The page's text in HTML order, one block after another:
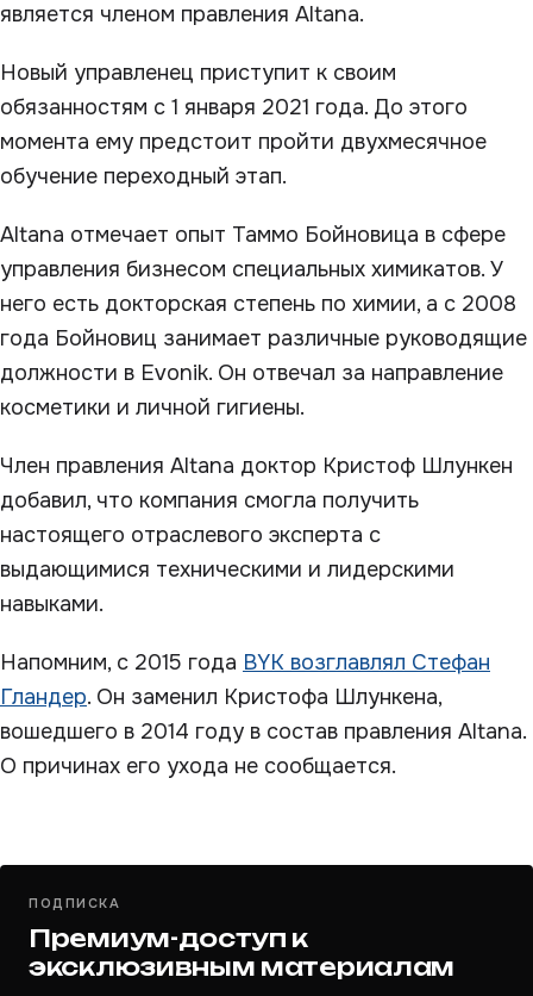
является членом правления Altana.
Новый управленец приступит к своим
обязанностям с 1 января 2021 года. До этого
момента ему предстоит пройти двухмесячное
обучение переходный этап.
Altana отмечает опыт Таммо Бойновица в сфере
управления бизнесом специальных химикатов. У
него есть докторская степень по химии, а с 2008
года Бойновиц занимает различные руководящие
должности в Evonik. Он отвечал за направление
косметики и личной гигиены.
Член правления Altana доктор Кристоф Шлункен
добавил, что компания смогла получить
настоящего отраслевого эксперта с
выдающимися техническими и лидерскими
навыками.
Напомним, с 2015 года BYK возглавлял Стефан
Гландер. Он заменил Кристофа Шлункена,
вошедшего в 2014 году в состав правления Altana.
О причинах его ухода не сообщается.
ПОДПИСКА
Премиум-доступ к
эксклюзивным материалам